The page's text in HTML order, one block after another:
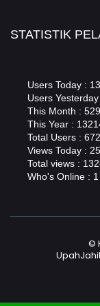
STATISTIK
Users Today : 13
Users
This Month : 529
This Year :
Total Users :
Views Today : 25
Total views :
Who's Online : 1
©